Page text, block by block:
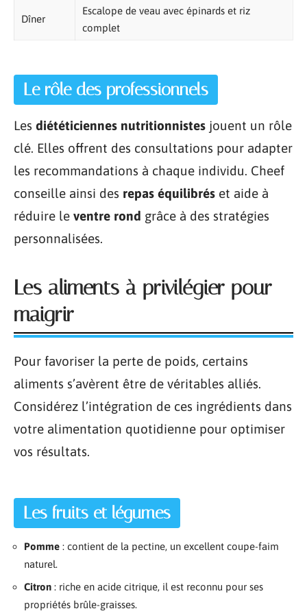
Dîner
Escalope de veau avec épinards et riz
complet
Le rôle des professionnels
Les diététiciennes nutritionnistes jouent un rôle
clé. Elles offrent des consultations pour adapter
les recommandations à chaque individu. Cheef
conseille ainsi des repas équilibrés et aide à
réduire le ventre rond grâce à des stratégies
personnalisées.
Les aliments à privilégier pour
maigrir
Pour favoriser la perte de poids, certains
aliments s’avèrent être de véritables alliés.
Considérez l’intégration de ces ingrédients dans
votre alimentation quotidienne pour optimiser
vos résultats.
Les fruits et légumes
Pomme : contient de la pectine, un excellent coupe-faim
naturel.
Citron : riche en acide citrique, il est reconnu pour ses
propriétés brûle-graisses.